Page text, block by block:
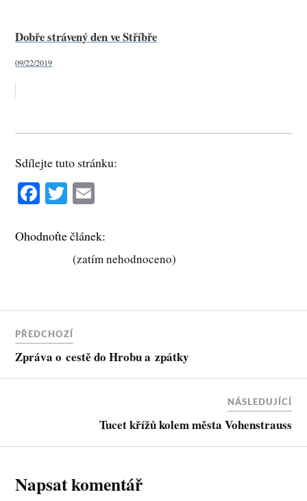
Dobře strávený den ve Stříbře
09/22/2019
Sdílejte tuto stránku:
Fa
bo
T
tte
r
ail
Ohodnoťte článek:
(zatím nehodnoceno)
PŘEDCHOZÍ
Zpráva o cestě do Hrobu a zpátky
NÁSLEDUJÍCÍ
Tucet křížů kolem města Vohenstrauss
Napsat komentář